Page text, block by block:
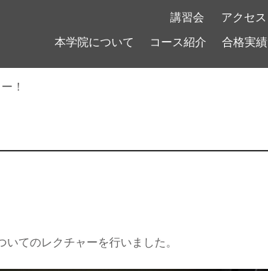
講習会 アクセス
本学院について コース紹介 合格実績
！
てのレクチャーを行いました。